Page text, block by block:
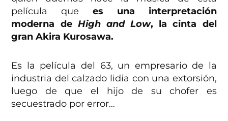
película que es una interpretación
moderna de High and Low, la cinta del
gran Akira Kurosawa.
Es la película del 63, un empresario de la
industria del calzado lidia con una extorsión,
luego de que el hijo de su chofer es
secuestrado por error…